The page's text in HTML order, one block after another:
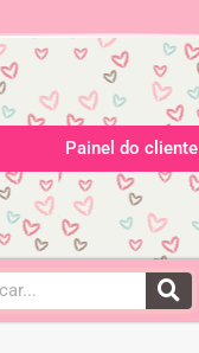
Painel do cliente